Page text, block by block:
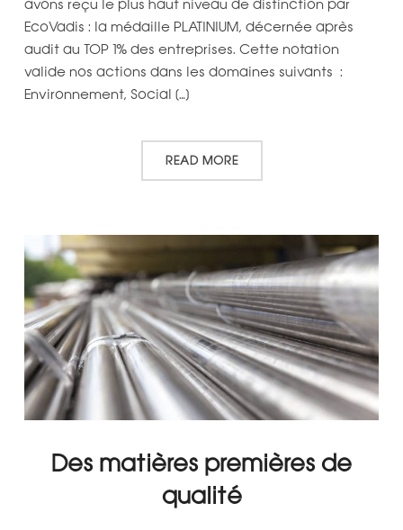
avons reçu le plus haut niveau de distinction par
EcoVadis : la médaille PLATINIUM, décernée après
audit au TOP 1% des entreprises. Cette notation
valide nos actions dans les domaines suivants :
Environnement, Social […]
READ MORE
Des matières premières de
qualité